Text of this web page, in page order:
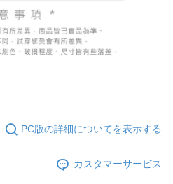
PC版の詳細についてを表示する
カスタマーサービス